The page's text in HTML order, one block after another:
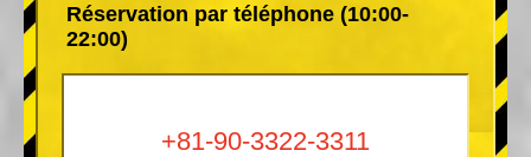
Réservation par téléphone (10:00-
22:00)
+81-90-3322-3311